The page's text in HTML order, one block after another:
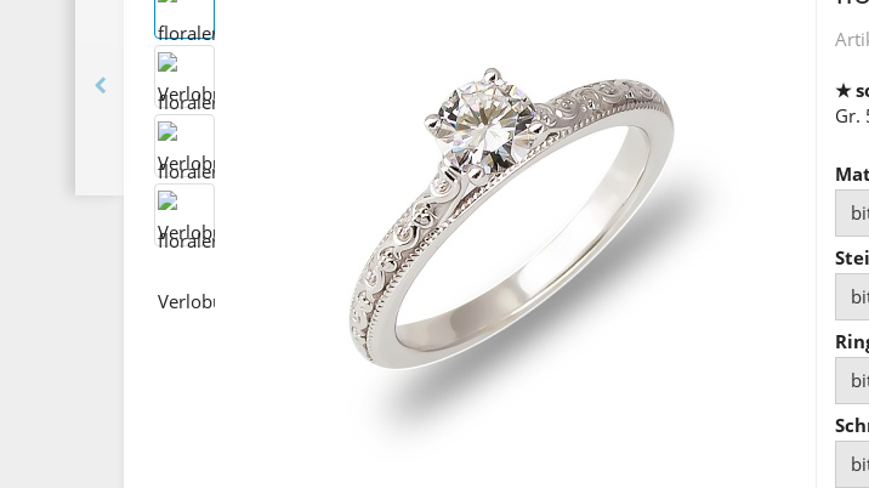
★
Gr.